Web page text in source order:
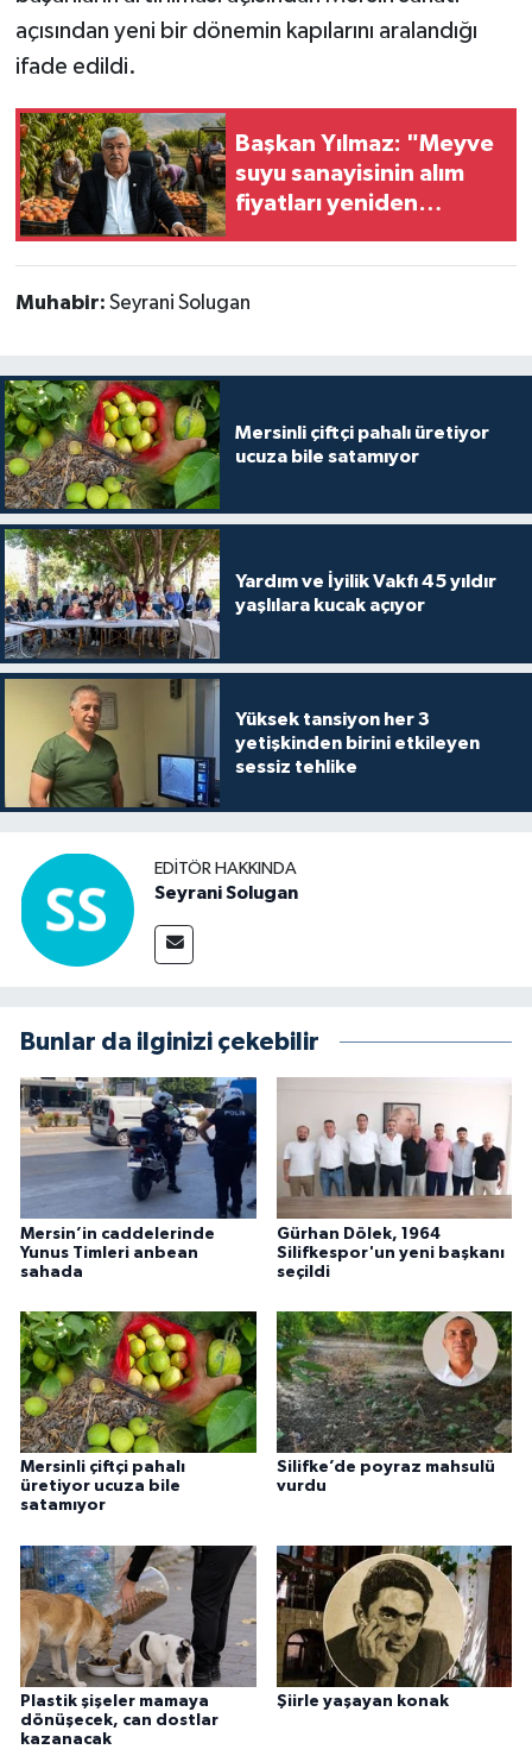
açısından yeni bir dönemin kapılarını aralandığı
ifade edildi.
Başkan Yılmaz: "Meyve
suyu sanayisinin alım
fiyatları yeniden
Muhabir: Seyrani Solugan
Mersinli çiftçi pahalı üretiyor
ucuza bile satamıyor
Yardım ve İyilik Vakfı 45 yıldır
yaşlılara kucak açıyor
Yüksek tansiyon her 3
yetişkinden birini etkileyen
sessiz tehlike
EDITÖR HAKKINDA
Seyrani Solugan
Bunlar da ilginizi çekebilir
Mersin’in caddelerinde
Yunus Timleri anbean
sahada
Gürhan Dölek, 1964
Silifkespor'un yeni başkanı
seçildi
Mersinli çiftçi pahalı
üretiyor ucuza bile
satamıyor
Silifke’de poyraz mahsulü
vurdu
Plastik şişeler mamaya
dönüşecek, can dostlar
kazanacak
Şiirle yaşayan konak